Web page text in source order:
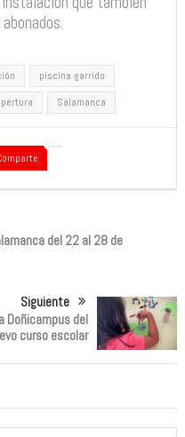
piscina garrido
Salamanca
del 22 al 28 de
Siguiente
Doñicampus del
curso escolar